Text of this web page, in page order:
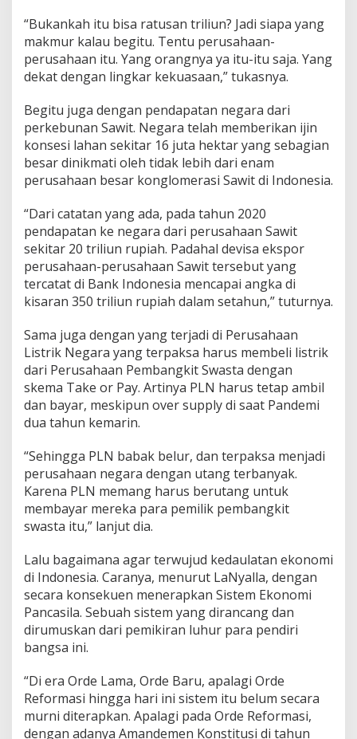
“Bukankah itu bisa ratusan triliun? Jadi siapa yang
makmur kalau begitu. Tentu perusahaan-
perusahaan itu. Yang orangnya ya itu-itu saja. Yang
dekat dengan lingkar kekuasaan,” tukasnya.
Begitu juga dengan pendapatan negara dari
perkebunan Sawit. Negara telah memberikan ijin
konsesi lahan sekitar 16 juta hektar yang sebagian
besar dinikmati oleh tidak lebih dari enam
perusahaan besar konglomerasi Sawit di Indonesia.
“Dari catatan yang ada, pada tahun 2020
pendapatan ke negara dari perusahaan Sawit
sekitar 20 triliun rupiah. Padahal devisa ekspor
perusahaan-perusahaan Sawit tersebut yang
tercatat di Bank Indonesia mencapai angka di
kisaran 350 triliun rupiah dalam setahun,” tuturnya.
Sama juga dengan yang terjadi di Perusahaan
Listrik Negara yang terpaksa harus membeli listrik
dari Perusahaan Pembangkit Swasta dengan
skema Take or Pay. Artinya PLN harus tetap ambil
dan bayar, meskipun over supply di saat Pandemi
dua tahun kemarin.
“Sehingga PLN babak belur, dan terpaksa menjadi
perusahaan negara dengan utang terbanyak.
Karena PLN memang harus berutang untuk
membayar mereka para pemilik pembangkit
swasta itu,” lanjut dia.
Lalu bagaimana agar terwujud kedaulatan ekonomi
di Indonesia. Caranya, menurut LaNyalla, dengan
secara konsekuen menerapkan Sistem Ekonomi
Pancasila. Sebuah sistem yang dirancang dan
dirumuskan dari pemikiran luhur para pendiri
bangsa ini.
“Di era Orde Lama, Orde Baru, apalagi Orde
Reformasi hingga hari ini sistem itu belum secara
murni diterapkan. Apalagi pada Orde Reformasi,
dengan adanya Amandemen Konstitusi di tahun